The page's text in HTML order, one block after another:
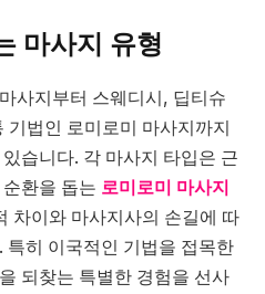
마사지 유형
사지부터 스웨디시, 딥티슈
법인 로미로미 마사지까지
습니다. 각 마사지 타입은 근
환을 돕는 로미로미 마사지
차이와 마사지사의 손길에 따
특히 이국적인 기법을 접목한
되찾는 특별한 경험을 선사